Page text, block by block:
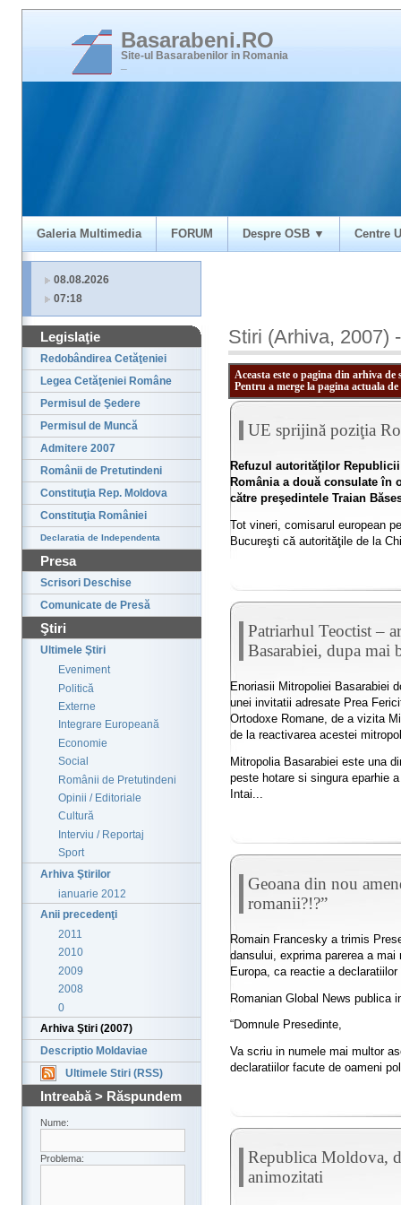
Basarabeni.RO
Site-ul Basarabenilor in Romania
Galeria Multimedia FORUM Despre OSB ▼ Centre
08.08.2026
07:18
Legislaţie
Redobândirea Cetăţeniei
Legea Cetăţeniei Române
Permisul de Şedere
Permisul de Muncă
Admitere 2007
Românii de Pretutindeni
Constituţia Rep. Moldova
Constituţia României
Declaratia de Independenta
Presa
Scrisori Deschise
Comunicate de Presă
Ştiri
Ultimele Ştiri
Eveniment
Politică
Externe
Integrare Europeană
Economie
Social
Românii de Pretutindeni
Opinii / Editoriale
Cultură
Interviu / Reportaj
Sport
Arhiva Ştirilor
ianuarie 2012
Anii precedenţi
2011
2010
2009
2008
0
Arhiva Ştiri (2007)
Descriptio Moldaviae
Ultimele Stiri (RSS)
Intreabă > Răspundem
Nume:
Problema:
Stiri (Arhiva, 2007)
Aceasta este o pagina din arhiva
Pentru a merge la pagina actuala
UE sprijină poziţia
Refuzul autorităţilor
România a două consulate în
către preşedintele Traian
Tot vineri, comisarul european
Bucureşti că autorităţile de la
Patriarhul Teoctist –
Basarabiei, dupa mai
Enoriasii Mitropoliei Basarabiei
unei invitatii adresate Prea
Ortodoxe Romane, de a vizita
de la reactivarea acestei
Mitropolia Basarabiei este una
peste hotare si singura eparhie
Intai...
Geoana din nou
romanii?!?”
Romain Francesky a trimis
dansului, exprima parerea a
Europa, ca reactie a
Romanian Global News publica
“Domnule Presedinte,
Va scriu in numele mai multor
declaratiilor facute de oameni
Republica Moldova,
animozitati